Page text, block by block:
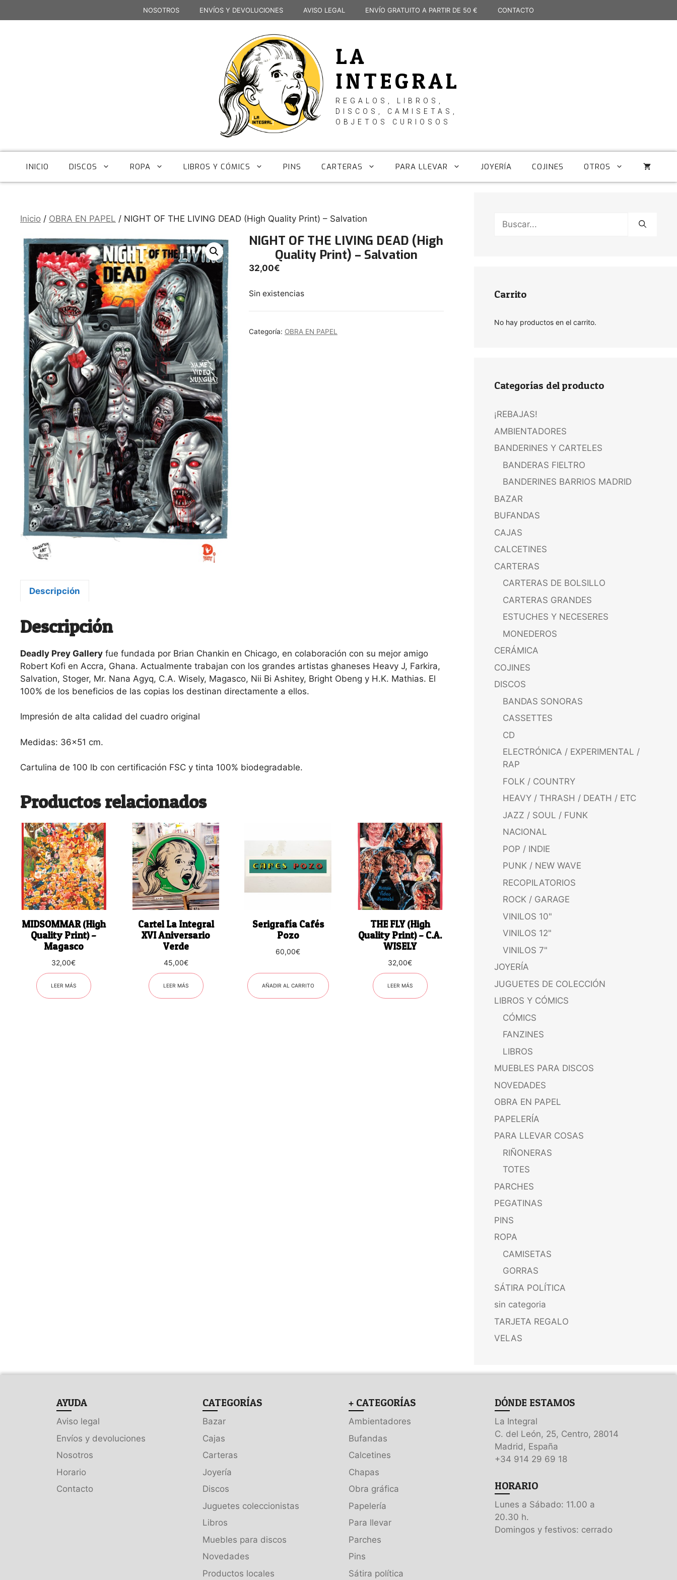
al
NOSOTROS ENVÍOS Y DEVOLUCIONES AVISO LEGAL ENVÍO GRATUITO A PARTIR DE 50 € CONTACTO
LA
INTEGRAL
REGALOS, LIBROS,
DISCOS, CAMISETAS,
OBJETOS CURIOSOS
INICIO DISCOS ROPA LIBROS Y CÓMICS PINS CARTERAS PARA LLEVAR JOYERÍA COJINES OTROS
Inicio / OBRA EN PAPEL / NIGHT OF THE LIVING DEAD (High Quality Print) – Salvation
NIGHT OF THE LIVING DEAD (High
Quality Print) – Salvation
32,00€
Sin existencias
Categoría: OBRA EN PAPEL
Descripción
Descripción
Deadly Prey Gallery fue fundada por Brian Chankin en Chicago, en colaboración con su mejor amigo
Robert Kofi en Accra, Ghana. Actualmente trabajan con los grandes artistas ghaneses Heavy J, Farkira,
Salvation, Stoger, Mr. Nana Agyq, C.A. Wisely, Magasco, Nii Bi Ashitey, Bright Obeng y H.K. Mathias. El
100% de los beneficios de las copias los destinan directamente a ellos.
Impresión de alta calidad del cuadro original
Medidas: 36×51 cm.
Cartulina de 100 lb con certificación FSC y tinta 100% biodegradable.
Productos relacionados
MIDSOMMAR (High
Quality Print) –
Magasco
32,00€
LEER MÁS
Cartel La Integral
XVI Aniversario
Verde
45,00€
LEER MÁS
Serigrafía Cafés
Pozo
60,00€
AÑADIR AL CARRITO
THE FLY (High
Quality Print) – C.A.
WISELY
32,00€
LEER MÁS
Buscar:
Carrito
No hay productos en el carrito.
Categorías del producto
¡REBAJAS!
AMBIENTADORES
BANDERINES Y CARTELES
BANDERAS FIELTRO
BANDERINES BARRIOS MADRID
BAZAR
BUFANDAS
CAJAS
CALCETINES
CARTERAS
CARTERAS DE BOLSILLO
CARTERAS GRANDES
ESTUCHES Y NECESERES
MONEDEROS
CERÁMICA
COJINES
DISCOS
BANDAS SONORAS
CASSETTES
CD
ELECTRÓNICA / EXPERIMENTAL /
RAP
FOLK / COUNTRY
HEAVY / THRASH / DEATH / ETC
JAZZ / SOUL / FUNK
NACIONAL
POP / INDIE
PUNK / NEW WAVE
RECOPILATORIOS
ROCK / GARAGE
VINILOS 10"
VINILOS 12"
VINILOS 7"
JOYERÍA
JUGUETES DE COLECCIÓN
LIBROS Y CÓMICS
CÓMICS
FANZINES
LIBROS
MUEBLES PARA DISCOS
NOVEDADES
OBRA EN PAPEL
PAPELERÍA
PARA LLEVAR COSAS
RIÑONERAS
TOTES
PARCHES
PEGATINAS
PINS
ROPA
CAMISETAS
GORRAS
SÁTIRA POLÍTICA
sin categoria
TARJETA REGALO
VELAS
AYUDA
Aviso legal
Envíos y devoluciones
Nosotros
Horario
Contacto
CATEGORÍAS
Bazar
Cajas
Carteras
Joyería
Discos
Juguetes coleccionistas
Libros
Muebles para discos
Novedades
Productos locales
+ CATEGORÍAS
Ambientadores
Bufandas
Calcetines
Chapas
Obra gráfica
Papelería
Para llevar
Parches
Pins
Sátira política
DÓNDE ESTAMOS
La Integral
C. del León, 25, Centro, 28014
Madrid, España
+34 914 29 69 18
HORARIO
Lunes a Sábado: 11.00 a
20.30 h.
Domingos y festivos: cerrado